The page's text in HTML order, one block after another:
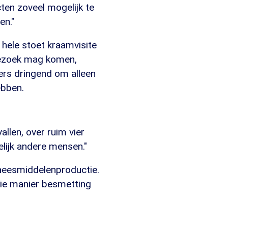
zoveel mogelijk te
hele stoet kraamvisite
mag komen,
dringend om alleen
over ruim vier
andere mensen."
manier besmetting